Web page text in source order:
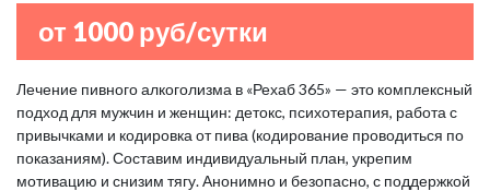
от 1000 руб/сутки
Лечение пивного алкоголизма в «Рехаб 365» — это комплексный
подход для мужчин и женщин: детокс, психотерапия, работа с
привычками и кодировка от пива (кодирование проводиться по
показаниям). Составим индивидуальный план, укрепим
мотивацию и снизим тягу. Анонимно и безопасно, с поддержкой